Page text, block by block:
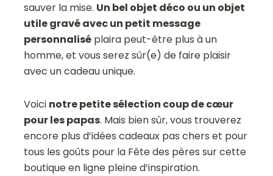
sauver la mise. Un bel objet déco ou un objet
utile gravé avec un petit message
personnalisé plaira peut-être plus à un
homme, et vous serez sûr(e) de faire plaisir
avec un cadeau unique.
Voici notre petite sélection coup de cœur
pour les papas. Mais bien sûr, vous trouverez
encore plus d’idées cadeaux pas chers et pour
tous les goûts pour la Fête des pères sur cette
boutique en ligne pleine d’inspiration.